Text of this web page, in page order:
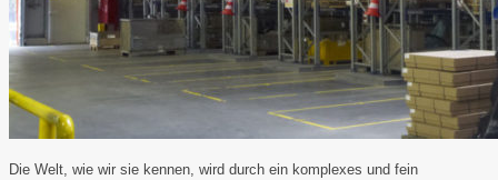
Die Welt, wie wir sie kennen, wird durch ein komplexes und fein